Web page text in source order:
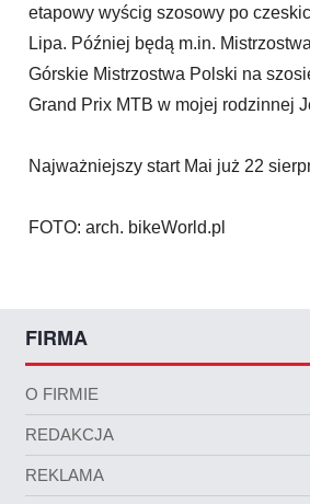
etapowy wyścig szosowy po
Lipa. Później będą m.in.
Górskie Mistrzostwa Polski na
Grand Prix MTB w mojej rodzinnej
Najważniejszy start Mai już 22
FOTO: arch. bikeWorld.pl
FIRMA
O FIRMIE
REDAKCJA
REKLAMA